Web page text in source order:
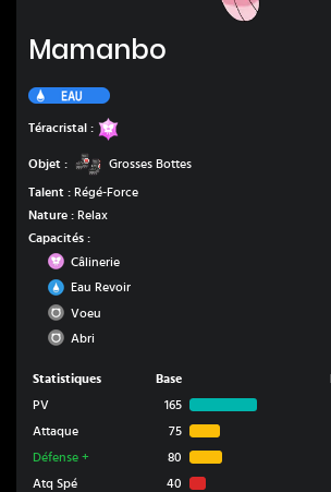
Mamanbo
Eau
Téracristal :
Objet : Grosses Bottes
Talent : Régé-Force
Nature : Relax
Capacités :
FéeCâlinerie
Eau
Eau Revoir
Normal
Voeu
Normal
Abri
Statistiques Base
PV
165
Attaque
75
Défense + 80
Atq Spé
40